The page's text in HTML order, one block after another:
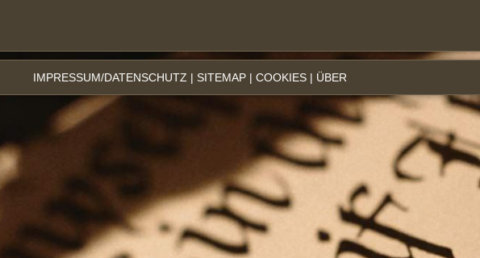
IMPRESSUM/DATENSCHUTZ | SITEMAP| COOKIES| ÜBER